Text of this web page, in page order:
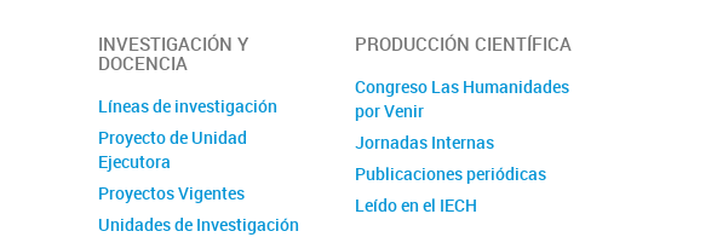
INVESTIGACIÓN Y
DOCENCIA
Líneas de investigación
Proyecto de Unidad
Ejecutora
Proyectos Vigentes
Unidades de Investigación
PRODUCCIÓN CIENTÍFICA
Congreso Las Humanidades
por Venir
Jornadas Internas
Publicaciones periódicas
Leído en el IECH